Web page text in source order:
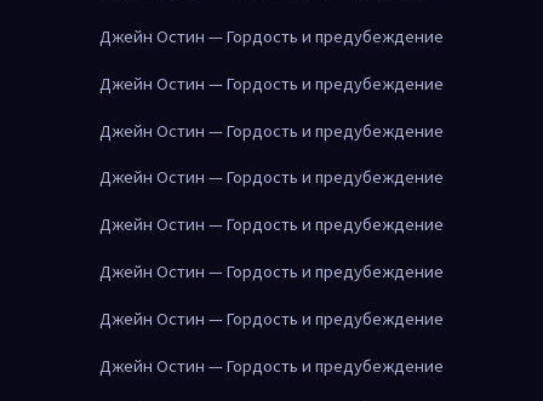
Джейн Остин — Гордость и предубеждение
Джейн Остин — Гордость и предубеждение
Джейн Остин — Гордость и предубеждение
Джейн Остин — Гордость и предубеждение
Джейн Остин — Гордость и предубеждение
Джейн Остин — Гордость и предубеждение
Джейн Остин — Гордость и предубеждение
Джейн Остин — Гордость и предубеждение